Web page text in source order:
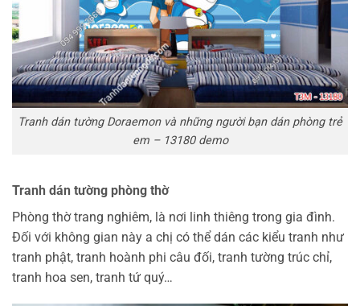
Tranh dán tường Doraemon và những người bạn dán phòng trẻ
em – 13180 demo
Tranh dán tường phòng thờ
Phòng thờ trang nghiêm, là nơi linh thiêng trong gia đình.
Đối với không gian này a chị có thể dán các kiểu tranh như
tranh phật, tranh hoành phi câu đối, tranh tường trúc chỉ,
tranh hoa sen, tranh tứ quý…